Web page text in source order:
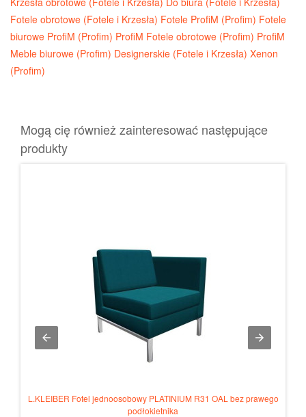
Fotele obrotowe (Fotele i Krzesła) Fotele ProfiM (Profim) Fotele
biurowe ProfiM (Profim) ProfiM Fotele obrotowe (Profim) ProfiM
Meble biurowe (Profim) Designerskie (Fotele i Krzesła) Xenon
(Profim)
Mogą cię również zainteresować następujące
produkty
L.KLEIBER Fotel jednoosobowy PLATINIUM R31 OAL bez prawego
podłokietnika